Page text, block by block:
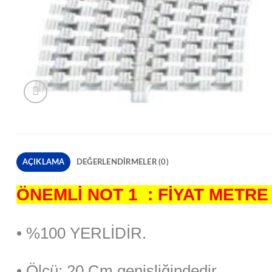
AÇIKLAMA DEĞERLENDIRMELER (0)
ÖNEMLİ NOT 1 : FİYAT
• %100 YERLİDİR.